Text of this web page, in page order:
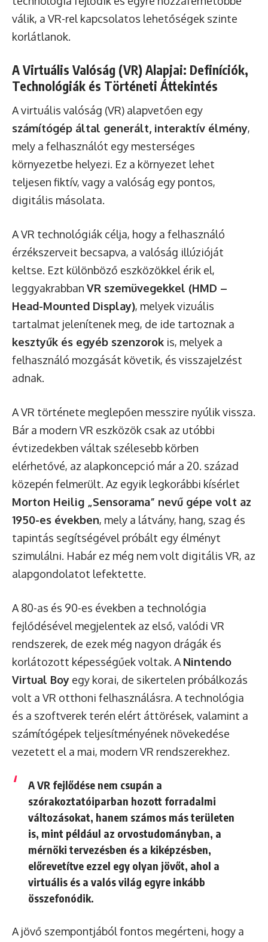
válik, a VR-rel kapcsolatos lehetőségek szinte
korlátlanok.
A Virtuális Valóság (VR) Alapjai: Definíciók,
Technológiák és Történeti Áttekintés
A virtuális valóság (VR) alapvetően egy
számítógép által generált, interaktív élmény,
mely a felhasználót egy mesterséges
környezetbe helyezi. Ez a környezet lehet
teljesen fiktív, vagy a valóság egy pontos,
digitális másolata.
A VR technológiák célja, hogy a felhasználó
érzékszerveit becsapva, a valóság illúzióját
keltse. Ezt különböző eszközökkel érik el,
leggyakrabban VR szemüvegekkel (HMD –
Head-Mounted Display), melyek vizuális
tartalmat jelenítenek meg, de ide tartoznak a
kesztyűk és egyéb szenzorok is, melyek a
felhasználó mozgását követik, és visszajelzést
adnak.
A VR története meglepően messzire nyúlik vissza.
Bár a modern VR eszközök csak az utóbbi
évtizedekben váltak szélesebb körben
elérhetővé, az alapkoncepció már a 20. század
közepén felmerült. Az egyik legkorábbi kísérlet
Morton Heilig „Sensorama” nevű gépe volt az
1950-es években, mely a látvány, hang, szag és
tapintás segítségével próbált egy élményt
szimulálni. Habár ez még nem volt digitális VR, az
alapgondolatot lefektette.
A 80-as és 90-es években a technológia
fejlődésével megjelentek az első, valódi VR
rendszerek, de ezek még nagyon drágák és
korlátozott képességűek voltak. A Nintendo
Virtual Boy egy korai, de sikertelen próbálkozás
volt a VR otthoni felhasználásra. A technológia
és a szoftverek terén elért áttörések, valamint a
számítógépek teljesítményének növekedése
vezetett el a mai, modern VR rendszerekhez.
A VR fejlődése nem csupán a
szórakoztatóiparban hozott forradalmi
változásokat, hanem számos más területen
is, mint például az orvostudományban, a
mérnöki tervezésben és a kiképzésben,
előrevetítve ezzel egy olyan jövőt, ahol a
virtuális és a valós világ egyre inkább
összefonódik.
A jövő szempontjából fontos megérteni, hogy a